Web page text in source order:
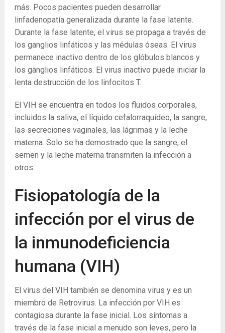
más. Pocos pacientes pueden desarrollar
linfadenopatía generalizada durante la fase latente.
Durante la fase latente, el virus se propaga a través de
los ganglios linfáticos y las médulas óseas. El virus
permanece inactivo dentro de los glóbulos blancos y
los ganglios linfáticos. El virus inactivo puede iniciar la
lenta destrucción de los linfocitos T.
El VIH se encuentra en todos los fluidos corporales,
incluidos la saliva, el líquido cefalorraquídeo, la sangre,
las secreciones vaginales, las lágrimas y la leche
materna. Solo se ha demostrado que la sangre, el
semen y la leche materna transmiten la infección a
otros.
Fisiopatología de la
infección por el virus de
la inmunodeficiencia
humana (VIH)
El virus del VIH también se denomina virus y es un
miembro de Retrovirus. La infección por VIH es
contagiosa durante la fase inicial. Los síntomas a
través de la fase inicial a menudo son leves, pero la